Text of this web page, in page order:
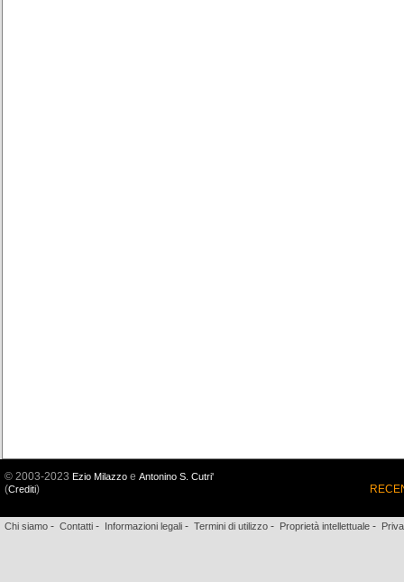
© 2003-2023 Ezio Milazzo e Antonino S. Cutri'
(Crediti)
Chi siamo - Contatti - Informazioni legali - Termini di utilizzo - Proprietà intellettuale -